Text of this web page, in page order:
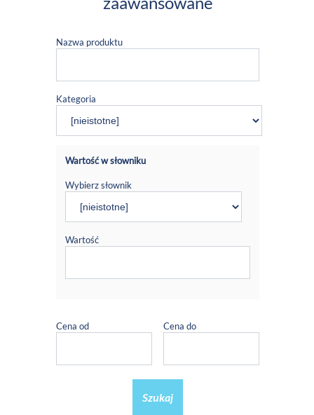
Nazwa produktu
Kategoria
Wartość w słowniku
Wybierz słownik
Wartość
Cena od Cena do
Szukaj